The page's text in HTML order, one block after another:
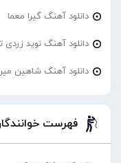
دانلود آهنگ گیرا معما
دانلود آهنگ نوید زردی
دانلود آهنگ شاهین
فهرست